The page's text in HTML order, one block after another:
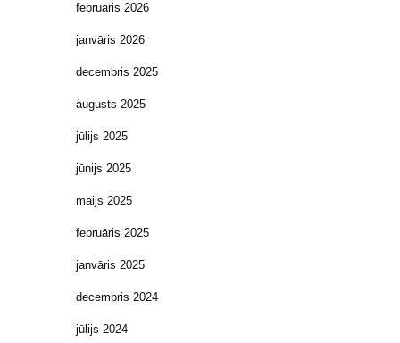
februāris 2026
janvāris 2026
decembris 2025
augusts 2025
jūlijs 2025
jūnijs 2025
maijs 2025
februāris 2025
janvāris 2025
decembris 2024
jūlijs 2024